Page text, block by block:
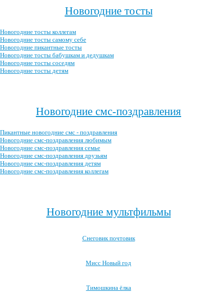
Новогодние тосты
Новогодние тосты коллегам
Новогодние тосты самому себе
Новогодние пикантные тосты
Новогодние тосты бабушкам и дедушкам
Новогодние тосты соседям
Новогодние тосты детям
Новогодние смс-поздравления
Пикантные новогодние смс - поздравления
Новогодние смс-поздравления любимым
Новогодние смс-поздравления семье
Новогодние смс-поздравления друзьям
Новогодние смс-поздравления детям
Новогодние смс-поздравления коллегам
Новогодние мультфильмы
Снеговик почтовик
Мисс Новый год
Тимошкина ёлка